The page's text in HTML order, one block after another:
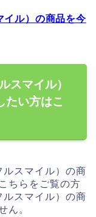
ル）の商品を今
スマイル）
たい方はこ
スマイル）の商
ちらをご覧の方
スマイル）の商
ん。